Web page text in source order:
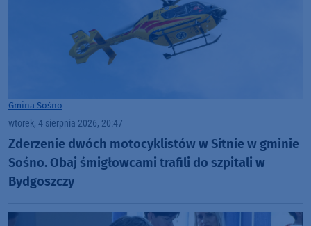
Gmina Sośno
wtorek, 4 sierpnia 2026, 20:47
Zderzenie dwóch motocyklistów w Sitnie w gminie
Sośno. Obaj śmigłowcami trafili do szpitali w
Bydgoszczy